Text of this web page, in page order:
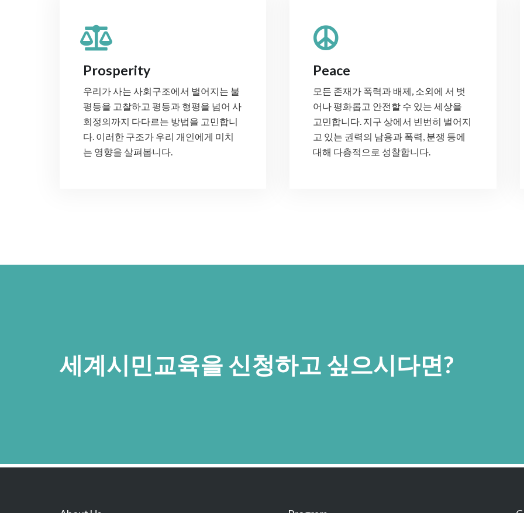
Prosperity
우리가 사는 사회구조에서 벌어지는 불
평등을 고찰하고 평등과 형평을 넘어 사
회정의까지 다다르는 방법을 고민합니
다. 이러한 구조가 우리 개인에게 미치
는 영향을 살펴봅니다.
Peace
모든 존재가 폭력과 배제, 소외에 서 벗
어나 평화롭고 안전할 수 있는 세상을
고민합니다. 지구 상에서 빈번히 벌어지
고 있는 권력의 남용과 폭력, 분쟁 등에
대해 다층적으로 성찰합니다.
세계시민교육을 신청하고 싶으시다면?